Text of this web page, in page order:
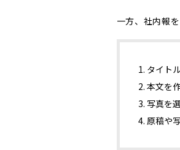
一方、社内報
タイト
本文を
写真を
原稿や